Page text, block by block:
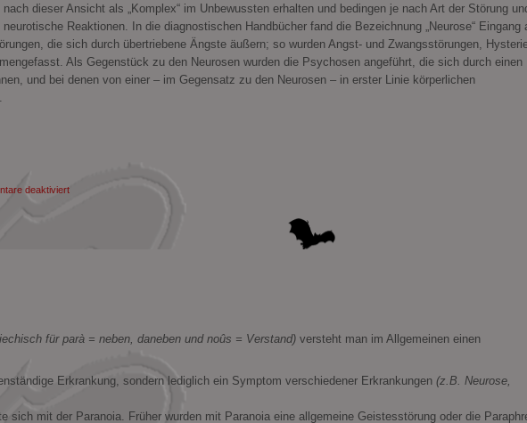
dieser Ansicht als „Komplex“ im Unbewussten erhalten und bedingen je nach Art der Störung
Reaktionen. In die diagnostischen Handbücher fand die Bezeichnung „Neurose“ Eingang
die sich durch übertriebene Ängste äußern; so wurden Angst- und Zwangsstörungen,
Als Gegenstück zu den Neurosen wurden die Psychosen angeführt, die sich durch einen
und bei denen von einer – im Gegensatz zu den Neurosen – in erster Linie körperlichen
deaktiviertfür
für parà = neben, daneben und noûs = Verstand)versteht man im Allgemeinen einen
Erkrankung, sondern lediglich ein Symptom verschiedener Erkrankungen (z.B. Neurose,
sich mit der Paranoia. Früher wurden mit Paranoia eine allgemeine Geistesstörung oder die